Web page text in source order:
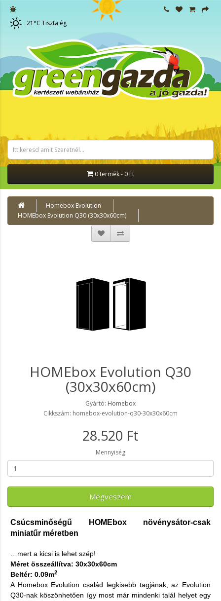
21 °C Tiszta ég
0 termék - 0 Ft
Homebox Evolution
HOMEbox Evolution Q30 (30x30x60cm)
HOMEbox Evolution Q30
(30x30x60cm)
Gyártó: Homebox
Cikkszám: homebox-evolution-q30-30x30x60cm
28.520 Ft
Mennyiség
Megveszem
Csúcsminőségű HOMEbox növénysátor-csak
miniatűr méretben
…mert a kicsi is lehet szép!
Méret összeállítva: 30x30x60cm
Beltér: 0.09m2
A Homebox Evolution család legkisebb tagjának, az Evolution
Q30-nak köszönhetően így most már mindenki talál helyet egy